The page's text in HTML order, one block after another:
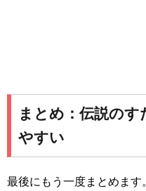
まとめ：伝説のす
やすい
最後にもう一度まとめます